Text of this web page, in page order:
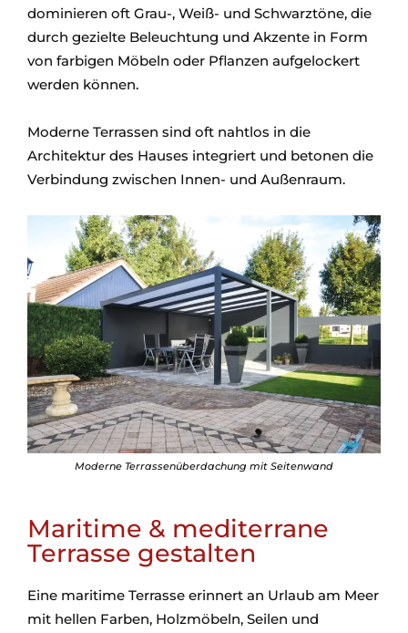
dominieren oft Grau-, Weiß- und Schwarztöne, die
durch gezielte Beleuchtung und Akzente in Form
von farbigen Möbeln oder Pflanzen aufgelockert
werden können.
Moderne Terrassen sind oft nahtlos in die
Architektur des Hauses integriert und betonen die
Verbindung zwischen Innen- und Außenraum.
Moderne Terrassenüberdachung mit Seitenwand
Maritime & mediterrane
Terrasse gestalten
Eine maritime Terrasse erinnert an Urlaub am Meer
mit hellen Farben, Holzmöbeln, Seilen und